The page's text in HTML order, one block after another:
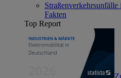
Fakten
Top Report